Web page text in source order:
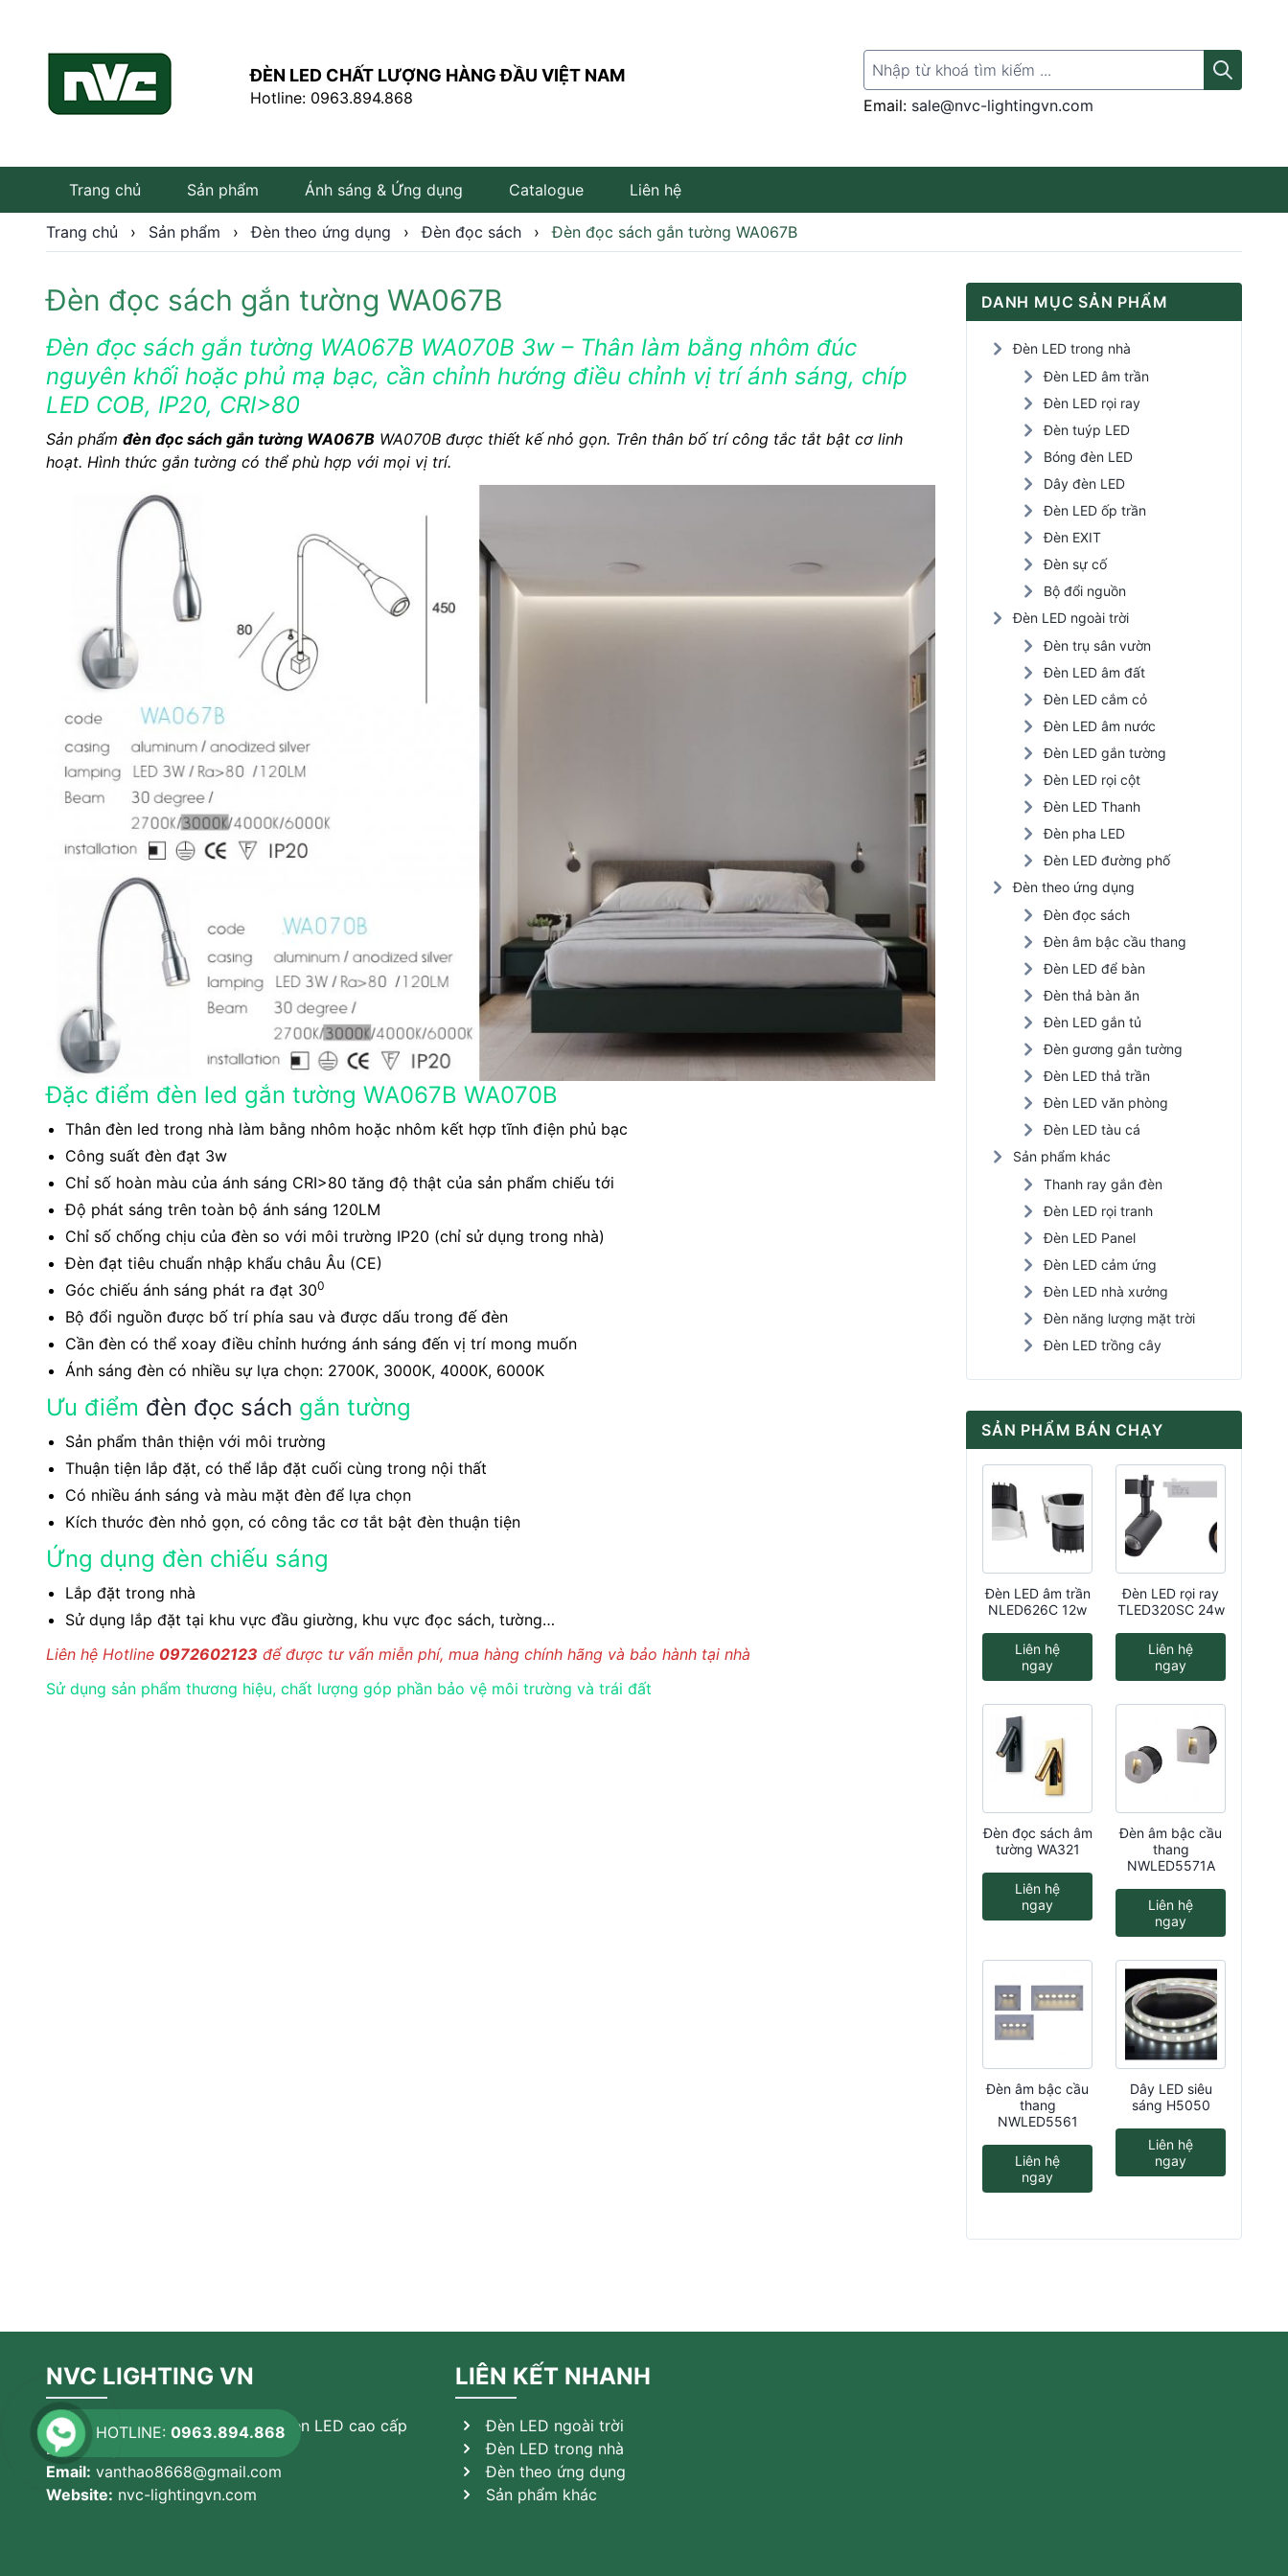
ĐÈN LED CHẤT LƯỢNG HÀNG ĐẦU VIỆT NAM
Hotline: 0963.894.868
Search for:
Email: sale@nvc-lightingvn.com
Trang chủ Sản phẩm
Đèn LED âm trần
Đèn LED rọi ray
Đèn tuýp LED
Bóng đèn LED
Dây đèn LED
Bộ đổi nguồn
Đèn trụ sân vườn
Đèn LED âm đất
Đèn LED cắm cỏ
Đèn LED đường phố
Đèn LED Thanh
Đèn pha LED
Đèn âm bậc cầu thang
Đèn LED để bàn
Đèn LED gắn tủ
Đèn LED văn phòng
Đèn LED tàu cá
Thanh ray gắn đèn
Đèn LED rọi tranh
Đèn LED Panel
Đèn LED cảm ứng
Đèn LED nhà xưởng
Đèn năng lượng mặt trời
Đèn LED trồng cây
Ánh sáng & Ứng dụng Catalogue Liên hệ
Trang chủ › Sản phẩm › Đèn theo ứng dụng › Đèn đọc sách › Đèn đọc sách gắn tường WA067B
Đèn đọc sách gắn tường WA067B
Đèn đọc sách gắn tường WA067B WA070B 3w – Thân làm bằng nhôm đúc
nguyên khối hoặc phủ mạ bạc, cần chỉnh hướng điều chỉnh vị trí ánh sáng, chíp
LED COB, IP20, CRI>80
Sản phẩm đèn đọc sách gắn tường WA067B WA070B được thiết kế nhỏ gọn. Trên thân bố trí công tắc tắt bật cơ linh
hoạt. Hình thức gắn tường có thể phù hợp với mọi vị trí.
Đặc điểm đèn led gắn tường WA067B WA070B
Thân đèn led trong nhà làm bằng nhôm hoặc nhôm kết hợp tĩnh điện phủ bạc
Công suất đèn đạt 3w
Chỉ số hoàn màu của ánh sáng CRI>80 tăng độ thật của sản phẩm chiếu tới
Độ phát sáng trên toàn bộ ánh sáng 120LM
Chỉ số chống chịu của đèn so với môi trường IP20 (chỉ sử dụng trong nhà)
Đèn đạt tiêu chuẩn nhập khẩu châu Âu (CE)
Góc chiếu ánh sáng phát ra đạt 300
Bộ đổi nguồn được bố trí phía sau và được dấu trong đế đèn
Cần đèn có thể xoay điều chỉnh hướng ánh sáng đến vị trí mong muốn
Ánh sáng đèn có nhiều sự lựa chọn: 2700K, 3000K, 4000K, 6000K
Ưu điểm đèn đọc sách gắn tường
Sản phẩm thân thiện với môi trường
Thuận tiện lắp đặt, có thể lắp đặt cuối cùng trong nội thất
Có nhiều ánh sáng và màu mặt đèn để lựa chọn
Kích thước đèn nhỏ gọn, có công tắc cơ tắt bật đèn thuận tiện
Ứng dụng đèn chiếu sáng
Lắp đặt trong nhà
Sử dụng lắp đặt tại khu vực đầu giường, khu vực đọc sách, tường…
Liên hệ Hotline 0972602123 để được tư vấn miễn phí, mua hàng chính hãng và bảo hành tại nhà
Sử dụng sản phẩm thương hiệu, chất lượng góp phần bảo vệ môi trường và trái đất
DANH MỤC SẢN PHẨM
Đèn LED trong nhà
Đèn LED âm trần
Đèn LED rọi ray
Đèn tuýp LED
Bóng đèn LED
Dây đèn LED
Đèn LED ốp trần
Đèn EXIT
Đèn sự cố
Bộ đổi nguồn
Đèn LED ngoài trời
Đèn trụ sân vườn
Đèn LED âm đất
Đèn LED cắm cỏ
Đèn LED âm nước
Đèn LED gắn tường
Đèn LED rọi cột
Đèn LED Thanh
Đèn pha LED
Đèn LED đường phố
Đèn theo ứng dụng
Đèn đọc sách
Đèn âm bậc cầu thang
Đèn LED để bàn
Đèn thả bàn ăn
Đèn LED gắn tủ
Đèn gương gắn tường
Đèn LED thả trần
Đèn LED văn phòng
Đèn LED tàu cá
Sản phẩm khác
Thanh ray gắn đèn
Đèn LED rọi tranh
Đèn LED Panel
Đèn LED cảm ứng
Đèn LED nhà xưởng
Đèn năng lượng mặt trời
Đèn LED trồng cây
SẢN PHẨM BÁN CHẠY
Đèn LED âm trần
NLED626C 12w
Liên hệ
ngay
Đèn LED rọi ray
TLED320SC 24w
Liên hệ
ngay
Đèn đọc sách âm
tường WA321
Liên hệ
ngay
Đèn âm bậc cầu
thang
NWLED5571A
Liên hệ
ngay
Đèn âm bậc cầu
thang
NWLED5561
Liên hệ
ngay
Dây LED siêu
sáng H5050
Liên hệ
ngay
NVC LIGHTING VN
Chuyên cung cấp các sản phẩm đèn LED cao cấp
Điện thoại:
Email: vanthao8668@gmail.com
Website: nvc-lightingvn.com
LIÊN KẾT NHANH
Đèn LED ngoài trời
Đèn LED trong nhà
Đèn theo ứng dụng
Sản phẩm khác
HOTLINE:0963.894.868